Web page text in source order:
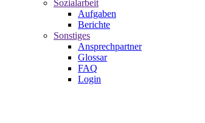
Sozialarbeit
Aufgaben
Berichte
Sonstiges
Ansprechpartner
Glossar
FAQ
Login